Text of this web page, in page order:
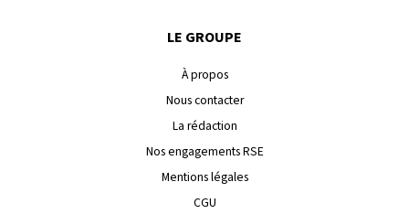
LE GROUPE
À propos
Nous contacter
La rédaction
Nos engagements RSE
Mentions légales
CGU